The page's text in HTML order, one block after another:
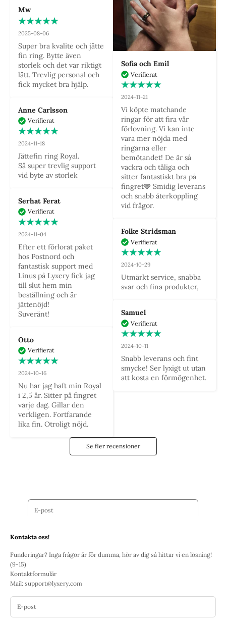
Mw
2025-08-06
Super bra kvalite och jätte
fin ring. Bytte även
storlek och det var riktigt
lätt. Trevlig personal och
fick mycket bra hjälp.
Anne Carlsson
Verifierat
2024-11-18
Jättefin ring Royal.
Så super trevlig support
vid byte av storlek
Serhat Ferat
Verifierat
2024-11-04
Efter ett förlorat paket
hos Postnord och
fantastisk support med
Linus på Lyxery fick jag
till slut hem min
beställning och är
jättenöjd!
Suveränt!
Otto
Verifierat
2024-10-16
Nu har jag haft min Royal
i 2,5 år. Sitter på fingret
varje dag. Gillar den
verkligen. Fortfarande
lika fin. Otroligt nöjd.
Sofia och Emil
Verifierat
2024-11-21
Vi köpte matchande
ringar för att fira vår
förlovning. Vi kan inte
vara mer nöjda med
ringarna eller
bemötandet! De är så
vackra och tåliga och
sitter fantastiskt bra på
fingret🩶 Smidig leverans
och snabb återkoppling
vid frågor.
Folke Stridsman
Verifierat
2024-10-29
Utmärkt service, snabba
svar och fina produkter,
Samuel
Verifierat
2024-10-11
Snabb leverans och fint
smycke! Ser lyxigt ut utan
att kosta en förmögenhet.
Se fler recensioner
LYXERYFAMILJEN
E-post
Kontakta oss!
Funderingar? Inga frågor är för dumma, hör av dig så hittar vi en lösning!
(9-15)
Kontaktformulär
Mail: support@lyxery.com